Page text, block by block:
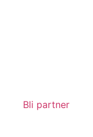
Bli partner